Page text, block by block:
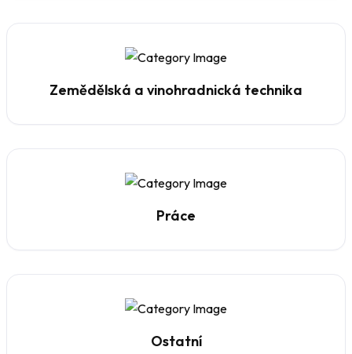
Zemědělská a vinohradnická technika
Práce
Ostatní